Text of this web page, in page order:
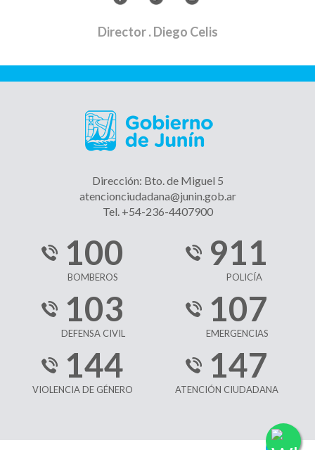
Director. Diego Celis
Dirección: Bto. de Miguel 5
atencionciudadana@junin.gob.ar
Tel. +54-236-4407900
100
BOMBEROS
911
POLICÍA
103
DEFENSA CIVIL
107
EMERGENCIAS
144
VIOLENCIA DE GÉNERO
147
ATENCIÓN CIUDADANA